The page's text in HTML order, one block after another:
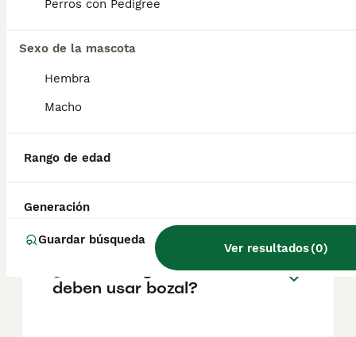
Perros con Pedigree
Sexo de la mascota
Hembra
Macho
Rango de edad
Generación
Guardar búsqueda
Ver resultados(0)
¿Cómo son los perros
bulldog americanos?
americano?
¿Los bulldogs americanos
deben usar bozal?